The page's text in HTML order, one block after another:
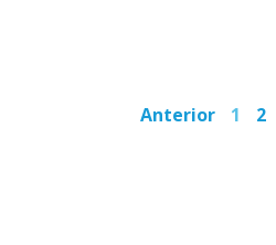
Anterior 1 2